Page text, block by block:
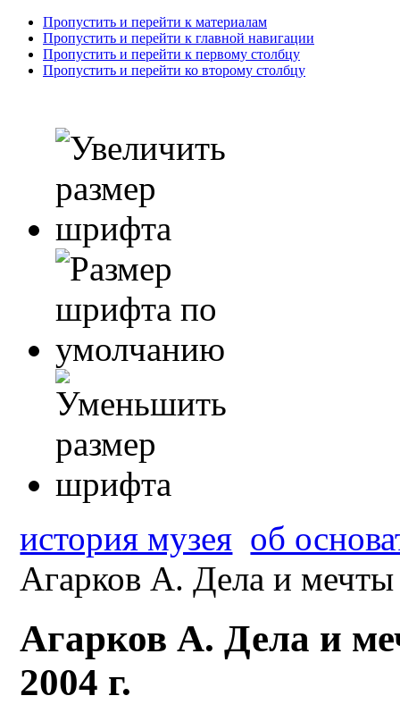
Пропустить и перейти к материалам
Пропустить и перейти к главной навигации
Пропустить и перейти к первому столбцу
Пропустить и перейти ко второму столбцу
история музея об
Агарков А. Дела и мечты
Агарков А. Дела и
2004 г.